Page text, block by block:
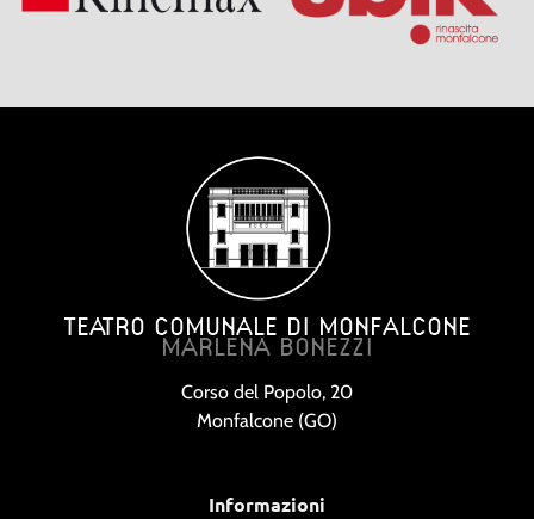
TEATRO COMUNALE DI MONFALCONE
MARLENA BONEZZI
Corso del Popolo, 20
Monfalcone (GO)
Informazioni